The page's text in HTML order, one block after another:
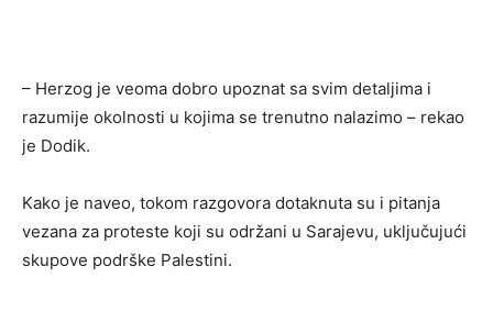
– Herzog je veoma dobro upoznat sa svim detaljima i
razumije okolnosti u kojima se trenutno nalazimo – rekao
je Dodik.
Kako je naveo, tokom razgovora dotaknuta su i pitanja
vezana za proteste koji su održani u Sarajevu, uključujući
skupove podrške Palestini.